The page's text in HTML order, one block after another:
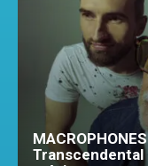
Transcendental